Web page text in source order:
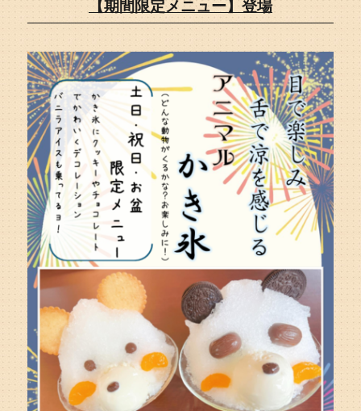
【期間限定メニュー】登場